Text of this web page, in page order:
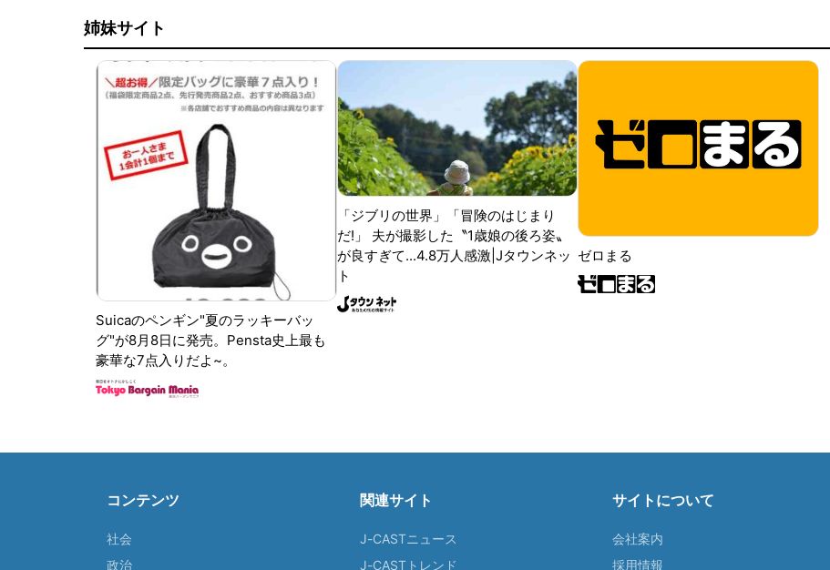
姉妹サイト
Suicaのペンギン"夏のラッキーバッ
グ"が8月8日に発売。Pensta史上最も
豪華な7点入りだよ~。
「ジブリの世界」「冒険のはじまり
だ!」 夫が撮影した〝1歳娘の後ろ姿〟
が良すぎて...4.8万人感激|Jタウンネッ
ト
ゼロまる
コンテンツ
社会
政治
関連サイト
J-CASTニュース
J-CASTトレンド
サイトについて
会社案内
採用情報